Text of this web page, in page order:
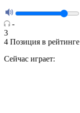
-
3
4 Позиция в рейтинге
Сейчас играет: